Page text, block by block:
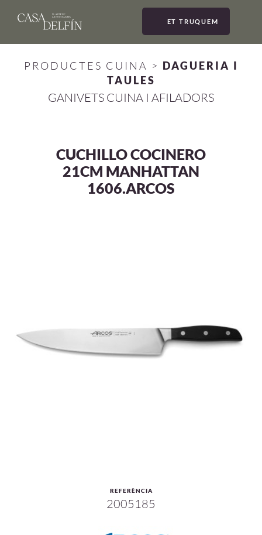
ET TRUQUEM
PRODUCTES CUINA > DAGUERIA I
TAULES
GANIVETS CUINA I AFILADORS
CUCHILLO COCINERO
21CM MANHATTAN
1606.ARCOS
REFERÈNCIA
2005185